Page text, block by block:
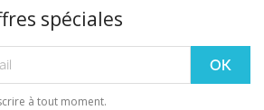
spéciales
à tout moment.